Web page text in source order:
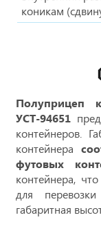
коникам
Полуприцеп
УСТ-94651
контейнеров.
контейнера
футовых
контейнера,
для
габаритная